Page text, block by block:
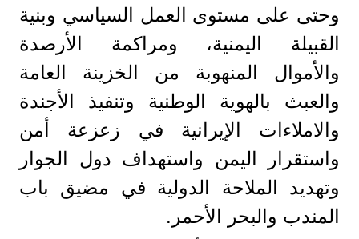
وحتى على مستوى العمل السياسي وبنية
القبيلة اليمنية، ومراكمة الأرصدة
والأموال المنهوبة من الخزينة العامة
والعبث بالهوية الوطنية وتنفيذ الأجندة
والاملاءات الإيرانية في زعزعة أمن
واستقرار اليمن واستهداف دول الجوار
وتهديد الملاحة الدولية في مضيق باب
المندب والبحر الأحمر.